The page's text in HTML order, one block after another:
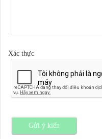
Xác thực
Gửi ý kiến